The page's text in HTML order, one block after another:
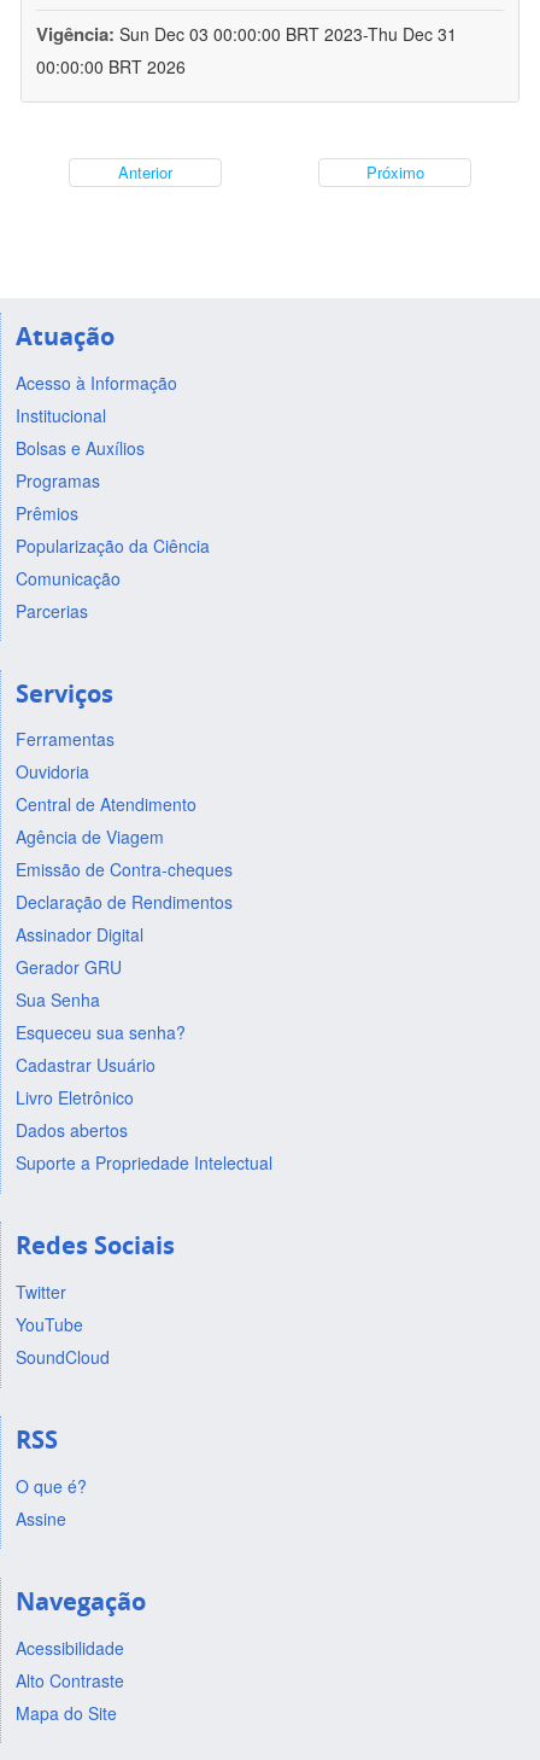
Vigência: Sun Dec 03 00:00:00 BRT 2023-Thu Dec 31
00:00:00 BRT 2026
Anterior Próximo
Atuação
Acesso à Informação
Institucional
Bolsas e Auxílios
Programas
Prêmios
Popularização da Ciência
Comunicação
Parcerias
Serviços
Ferramentas
Ouvidoria
Central de Atendimento
Agência de Viagem
Emissão de Contra-cheques
Declaração de Rendimentos
Assinador Digital
Gerador GRU
Sua Senha
Esqueceu sua senha?
Cadastrar Usuário
Livro Eletrônico
Dados abertos
Suporte a Propriedade Intelectual
Redes Sociais
Twitter
YouTube
SoundCloud
RSS
O que é?
Assine
Navegação
Acessibilidade
Alto Contraste
Mapa do Site